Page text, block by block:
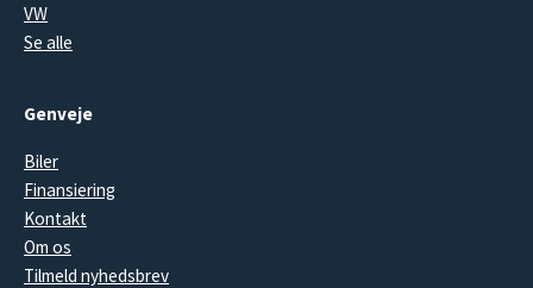
VW
Se alle
Genveje
Biler
Finansiering
Kontakt
Om os
Tilmeld nyhedsbrev